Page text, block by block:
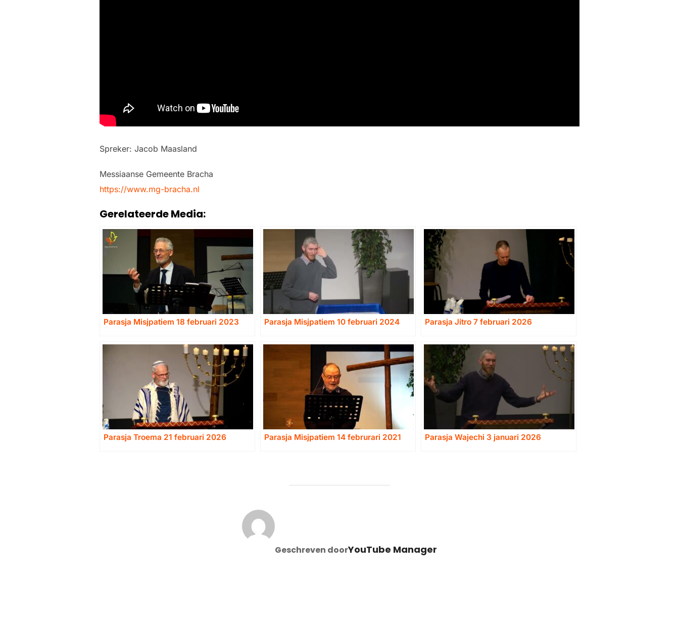
Spreker: Jacob Maasland
Messiaanse Gemeente Bracha
https://www.mg-bracha.nl
Gerelateerde Media:
Parasja Misjpatiem 18 februari 2023 Parasja Misjpatiem 10 februari 2024 Parasja Jitro 7 februari 2026
Parasja Troema 21 februari 2026 Parasja Misjpatiem 14 februrari 2021 Parasja Wajechi 3 januari 2026
Geschreven doorYouTube Manager